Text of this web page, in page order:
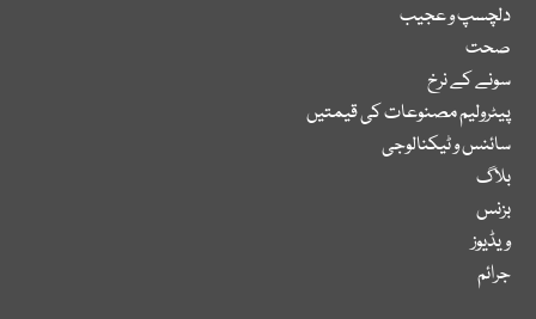
دلچسپ و عجیب
صحت
سونے کے نرخ
پیٹرولیم مصنوعات کی قیمتیں
سائنس و ٹیکنالوجی
بلاگ
بزنس
ویڈیوز
جرائم